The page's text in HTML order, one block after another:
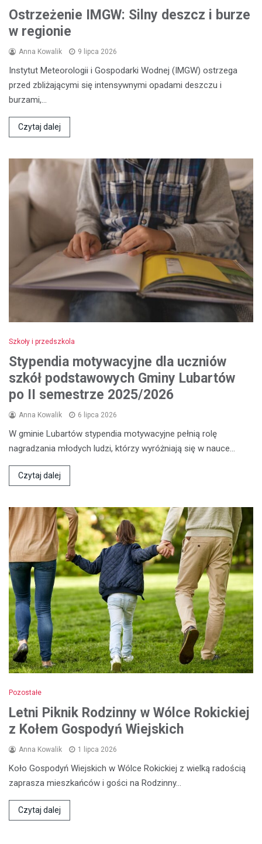
Ostrzeżenie IMGW: Silny deszcz i burze
w regionie
Anna Kowalik 9 lipca 2026
Instytut Meteorologii i Gospodarki Wodnej (IMGW) ostrzega
przed zbliżającymi się intensywnymi opadami deszczu i
burzami,…
Czytaj dalej
Szkoły i przedszkola
Stypendia motywacyjne dla uczniów
szkół podstawowych Gminy Lubartów
po II semestrze 2025/2026
Anna Kowalik 6 lipca 2026
W gminie Lubartów stypendia motywacyjne pełnią rolę
nagradzania młodych ludzi, którzy wyróżniają się w nauce…
Czytaj dalej
Pozostałe
Letni Piknik Rodzinny w Wólce Rokickiej
z Kołem Gospodyń Wiejskich
Anna Kowalik 1 lipca 2026
Koło Gospodyń Wiejskich w Wólce Rokickiej z wielką radością
zaprasza mieszkańców i gości na Rodzinny…
Czytaj dalej